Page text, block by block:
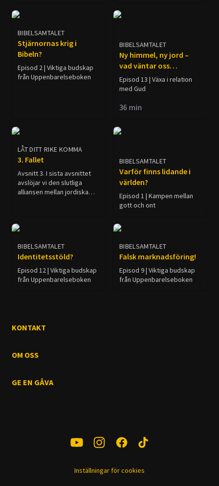
BIBELSAMTALET
Stjärnornas krig i
Bibeln?
Episod 2 | Viktiga budskap
från Uppenbarelseboken
BIBELSAMTALET
Ny himmel, ny jord –
vad väntar oss
egentligen?
Episod 13 | Växa i relation
med Gud
36 min
LÅT DITT RIKE KOMMA
3. Fallet
Avsnitt 3. I sista avsnittet
avslöjar vi den slutliga
alliansen mellan jordiska
universell förstörelse.
BIBELSAMTALET
Varför finns lidande i
världen?
Episod 1 | Kampen mellan
gott och ont
BIBELSAMTALET
Identitetsstöld?
Episod 12 | Viktiga budskap
från Uppenbarelseboken
BIBELSAMTALET
Falsk marknadsföring!
Episod 9 | Viktiga budskap
från Uppenbarelseboken
KONTAKT
OM OSS
GE EN GÅVA
Inställningar för cookies